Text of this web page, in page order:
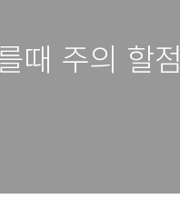
때 주의 할점